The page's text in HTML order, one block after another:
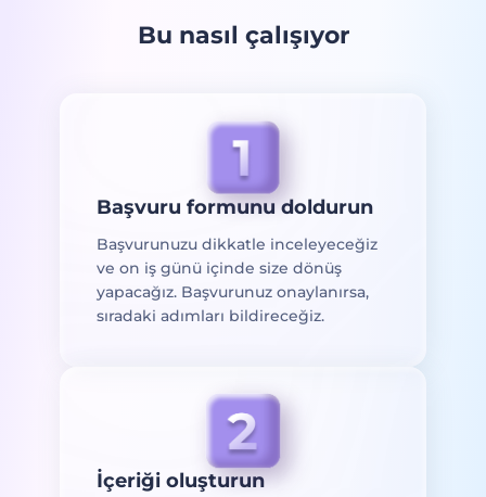
Bu nasıl çalışıyor
Başvuru formunu doldurun
Başvurunuzu dikkatle inceleyeceğiz
ve on iş günü içinde size dönüş
yapacağız. Başvurunuz onaylanırsa,
sıradaki adımları bildireceğiz.
İçeriği oluşturun